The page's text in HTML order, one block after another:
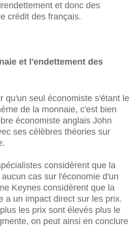
et donc des
crédit des français.
et l'endettement des
qu'un seul économiste s'étant le
de la monnaie, c'est bien
économiste anglais John
ses célèbres théories sur
considèrent que la
cas sur l'économie d'un
Keynes considèrent que la
a un impact direct sur les prix.
les prix sont élevés plus le
on peut ainsi en conclure